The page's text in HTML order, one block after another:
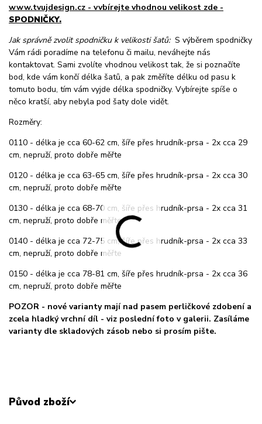
www.tvujdesign.cz - vvbírejte vhodnou velikost zde -
SPODNIČKY.
Jak správně zvolit spodničku k velikosti šatů: S výběrem spodničky
Vám rádi poradíme na telefonu či mailu, neváhejte nás
kontaktovat. Sami zvolíte vhodnou velikost tak, že si poznačíte
bod, kde vám končí délka šatů, a pak změříte délku od pasu k
tomuto bodu, tím vám vyjde délka spodničky. Vybírejte spíše o
něco kratší, aby nebyla pod šaty dole vidět.
Rozměry:
0110 - délka je cca 60-62 cm, šíře přes hrudník-prsa - 2x cca 29
cm, nepruží, proto dobře měřte
0120 - délka je cca 63-65 cm, šíře přes hrudník-prsa - 2x cca 30
cm, nepruží, proto dobře měřte
0130 - délka je cca 68-70 cm, šíře přes hrudník-prsa - 2x cca 31
cm, nepruží, proto dobře měřte
0140 - délka je cca 72-75 cm, šíře přes hrudník-prsa - 2x cca 33
cm, nepruží, proto dobře měřte
0150 - délka je cca 78-81 cm, šíře přes hrudník-prsa - 2x cca 36
cm, nepruží, proto dobře měřte
POZOR - nové varianty mají nad pasem perličkové zdobení a
zcela hladký vrchní díl - viz poslední foto v galerii. Zasíláme
varianty dle skladových zásob nebo si prosím pište.
Původ zboží